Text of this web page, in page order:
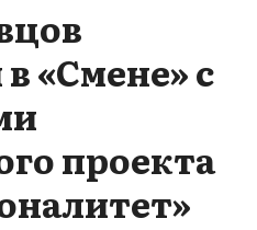
«Смене» с
проекта